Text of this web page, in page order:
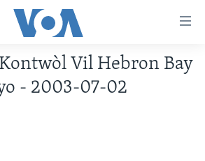
Vil Hebron Bay
- 2003-07-02